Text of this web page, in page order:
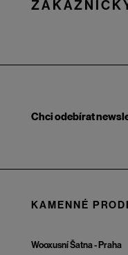
Chci odebírat
KAMENNÉ
Wooxusní Šatna - Praha